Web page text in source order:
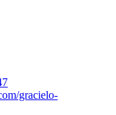
gracielo-